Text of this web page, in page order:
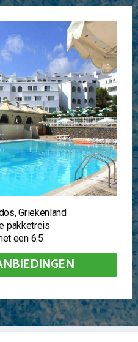
Griekenland
pakketreis
een 6.5